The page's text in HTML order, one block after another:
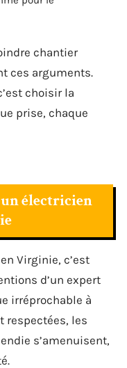
chantier
ces arguments.
choisir la
prise, chaque
un électricien
Virginie, c’est
d’un expert
irréprochable à
respectées, les
s’amenuisent,